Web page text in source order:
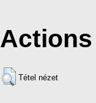
Tétel nézet